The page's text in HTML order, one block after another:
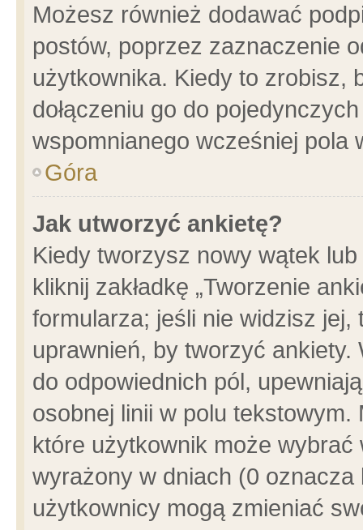
Możesz również dodawać
postów, poprzez zaznaczenie
użytkownika. Kiedy to zrobisz,
dołączeniu go do
wspomnianego wcześniej pola
Góra
Jak utworzyć ankietę?
Kiedy tworzysz nowy wątek
kliknij zakładkę „Tworzenie
formularza; jeśli nie widzisz
uprawnień, by tworzyć ankiety.
do odpowiednich pól,
osobnej linii w polu
które użytkownik może
wyrażony w dniach (0
użytkownicy mogą zmieniać